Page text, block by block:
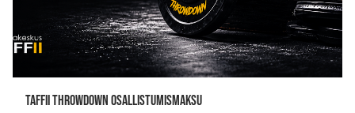
TAFFII THROWDOWN osallistumismaksu